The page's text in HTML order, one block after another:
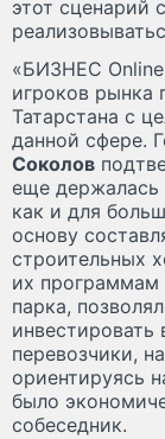
этот сценарий
«БИЗНЕС
игроков рынка
Татарстана с
данной сфере.
Соколов
еще держалась
как и для
основу
строительных
их программам
парка,
инвестировать
перевозчики,
ориентируясь
было
собеседник.